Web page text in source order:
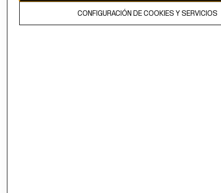
El contenido de esta página web está protegido por copyright y es
propiedad de H&M Hennes & Mauritz AB.
CONFIGURACIÓN DE COOKIES Y SERVICIOS